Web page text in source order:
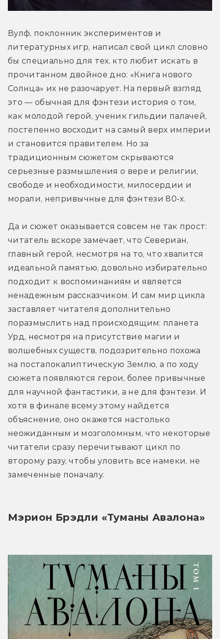
Вулф, поклонник экспериментов и
литературных игр, написал свой цикл словно
бы специально для тех, кто любит искать в
прочитанном двойное дно: «Книга нового
Солнца» их не разочарует. На первый взгляд
это — обычная для фэнтези история о том,
как молодой герой, ученик гильдии палачей,
постепенно восходит на самый верх империи
и становится правителем. Но за
традиционным сюжетом скрываются
серьезные размышления о вере и религии,
свободе и необходимости, милосердии и
морали, непривычные для фэнтези 80-х.
Да и сюжет оказывается совсем не так прост:
читатель вскоре замечает, что Севериан,
главный герой, несмотря на то, что хвалится
идеальной памятью, довольно избирательно
подходит к воспоминаниям и является
ненадежным рассказчиком. И сам мир цикла
заставляет читателя дополнительно
поразмыслить над происходящим: планета
Урд, несмотря на присутствие магии и
волшебных существ, подозрительно похожа
на постапокалиптическую Землю, а по ходу
сюжета появляются герои, более привычные
для научной фантастики, а не для фэнтези. И
хотя в финале всему этому найдется
объяснение, оно окажется настолько
неожиданным и мозголомным, что некоторые
читатели сразу перечитывают цикл по
второму разу, чтобы уловить все намеки, не
замеченные поначалу.
Мэрион Брэдли «Туманы Авалона»